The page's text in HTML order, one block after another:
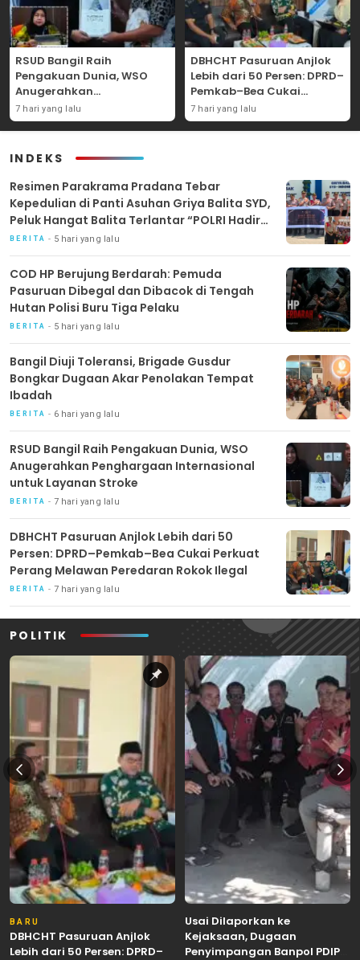
RSUD Bangil Raih
Pengakuan Dunia, WSO
Anugerahkan
Penghargaan
Internasional untuk
7 hari yang lalu
DBHCHT Pasuruan Anjlok
Lebih dari 50 Persen: DPRD–
Pemkab–Bea Cukai
Perkuat Perang Melawan
Peredaran Rokok Ilegal
7 hari yang lalu
INDEKS
Resimen Parakrama Pradana Tebar
Kepedulian di Panti Asuhan Griya Balita SYD,
Peluk Hangat Balita Terlantar “POLRI Hadir
Dengan Hati”
BERITA 5 hari yang lalu
COD HP Berujung Berdarah: Pemuda
Pasuruan Dibegal dan Dibacok di Tengah
Hutan Polisi Buru Tiga Pelaku
BERITA 5 hari yang lalu
Bangil Diuji Toleransi, Brigade Gusdur
Bongkar Dugaan Akar Penolakan Tempat
Ibadah
BERITA 6 hari yang lalu
RSUD Bangil Raih Pengakuan Dunia, WSO
Anugerahkan Penghargaan Internasional
untuk Layanan Stroke
BERITA 7 hari yang lalu
DBHCHT Pasuruan Anjlok Lebih dari 50
Persen: DPRD–Pemkab–Bea Cukai Perkuat
Perang Melawan Peredaran Rokok Ilegal
BERITA 7 hari yang lalu
POLITIK
BARU
DBHCHT Pasuruan Anjlok
Lebih dari 50 Persen: DPRD–
Usai Dilaporkan ke
Kejaksaan, Dugaan
Penyimpangan Banpol PDIP